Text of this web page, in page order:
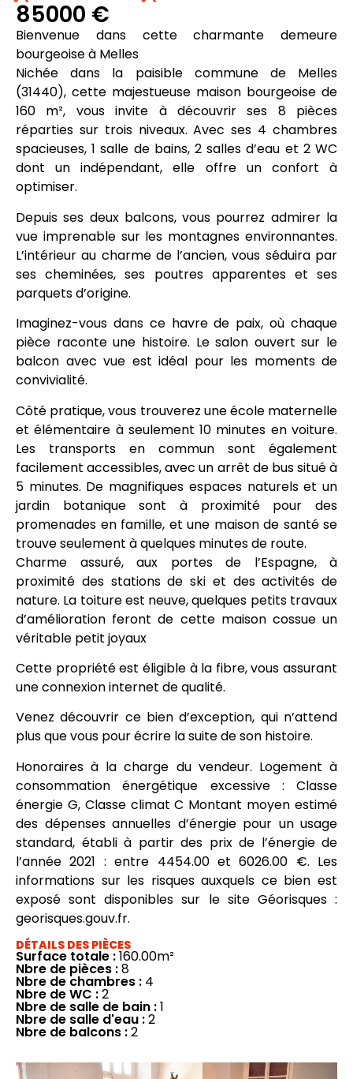
85000 €
Bienvenue dans cette charmante demeure
bourgeoise à Melles
Nichée dans la paisible commune de Melles
(31440), cette majestueuse maison bourgeoise de
160 m², vous invite à découvrir ses 8 pièces
réparties sur trois niveaux. Avec ses 4 chambres
spacieuses, 1 salle de bains, 2 salles d’eau et 2 WC
dont un indépendant, elle offre un confort à
optimiser.
Depuis ses deux balcons, vous pourrez admirer la
vue imprenable sur les montagnes environnantes.
L’intérieur au charme de l’ancien, vous séduira par
ses cheminées, ses poutres apparentes et ses
parquets d’origine.
Imaginez-vous dans ce havre de paix, où chaque
pièce raconte une histoire. Le salon ouvert sur le
balcon avec vue est idéal pour les moments de
convivialité.
Côté pratique, vous trouverez une école maternelle
et élémentaire à seulement 10 minutes en voiture.
Les transports en commun sont également
facilement accessibles, avec un arrêt de bus situé à
5 minutes. De magnifiques espaces naturels et un
jardin botanique sont à proximité pour des
promenades en famille, et une maison de santé se
trouve seulement à quelques minutes de route.
Charme assuré, aux portes de l’Espagne, à
proximité des stations de ski et des activités de
nature. La toiture est neuve, quelques petits travaux
d’amélioration feront de cette maison cossue un
véritable petit joyaux
Cette propriété est éligible à la fibre, vous assurant
une connexion internet de qualité.
Venez découvrir ce bien d’exception, qui n’attend
plus que vous pour écrire la suite de son histoire.
Honoraires à la charge du vendeur. Logement à
consommation énergétique excessive : Classe
énergie G, Classe climat C Montant moyen estimé
des dépenses annuelles d’énergie pour un usage
standard, établi à partir des prix de l’énergie de
l’année 2021 : entre 4454.00 et 6026.00 €. Les
informations sur les risques auxquels ce bien est
exposé sont disponibles sur le site Géorisques :
georisques.gouv.fr.
DÉTAILS DES PIÈCES
Surface totale :160.00m²
Nbre de pièces :8
Nbre de chambres : 4
Nbre de WC :2
Nbre de salle de bain :1
Nbre de salle d'eau :2
Nbre de balcons :2